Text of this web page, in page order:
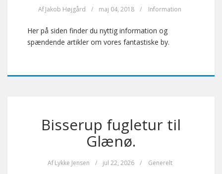
AfJakob Højgård / maj 04, 2018 / Information
Her på siden finder du nyttig information og
spændende artikler om vores fantastiske by.
Bisserup fugletur til
Glænø.
Af Lykke Jensen / jul 22, 2026 / Generelt